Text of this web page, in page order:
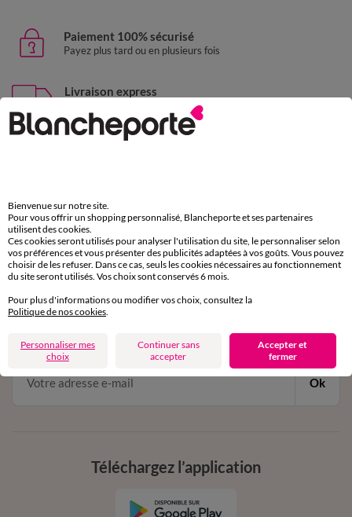
Paiement 100% sécurisé
Payez plus tard ou en plusieurs fois
Livraison express
domicile, relais, consignes automatiques
par chat et par téléphone
de 8h00 à 20h00 du lundi au samedi
11€ Offerts
en vous inscrivant à la newsletter
conditions dans votre email de confirmation
Ok
Téléchargez l’application
Bienvenue sur notre site.
Pour vous offrir un shopping personnalisé, Blancheporte et ses partenaires
utilisent des cookies.
Ces cookies seront utilisés pour analyser l'utilisation du site, le personnaliser selon
vos préférences et vous présenter des publicités adaptées à vos goûts. Vous pouvez
choisir de les refuser. Dans ce cas, seuls les cookies nécessaires au fonctionnement
du site seront utilisés. Vos choix sont conservés 6 mois.
Pour plus d'informations ou modifier vos choix, consultez la
Politique de nos cookies
Personnaliser mes
choix
Continuer sans
accepter
Accepter et
fermer